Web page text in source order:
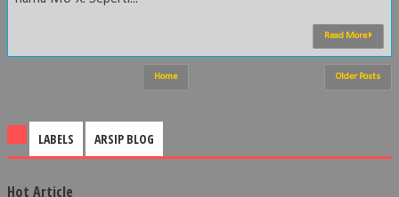
Read More
Older Posts
Home
LABELS ARSIP BLOG
Hot Article